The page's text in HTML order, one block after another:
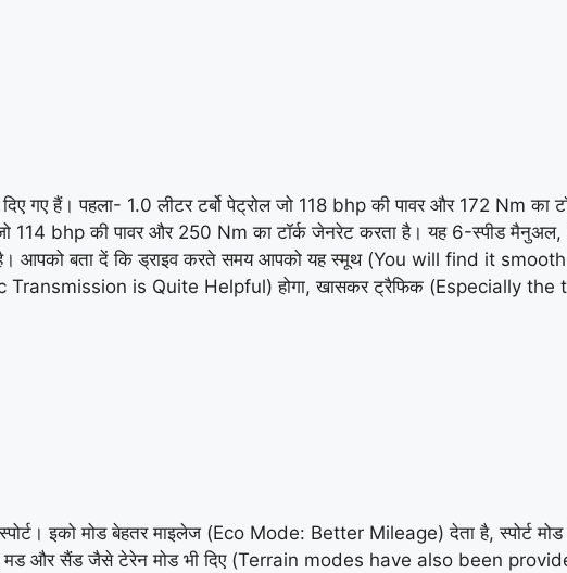
गए हैं। पहला- 1.0 लीटर टर्बो पेट्रोल जो 118 bhp की पावर और 172 Nm
114 bhp की पावर और 250 Nm का टॉर्क जेनरेट करता है। यह 6-स्पीड
आपको बता दें कि ड्राइव करते समय आपको यह स्मूथ (You will find it
Transmission is Quite Helpful) होगा, खासकर ट्रैफिक (Especially the
इको मोड बेहतर माइलेज (Eco Mode: Better Mileage) देता है, स्पोर्ट
मड और सैंड जैसे टेरेन मोड भी दिए (Terrain modes have also been